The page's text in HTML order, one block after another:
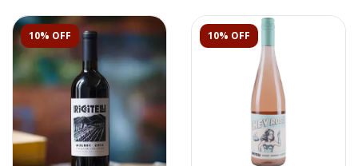
10% OFF 10% OFF